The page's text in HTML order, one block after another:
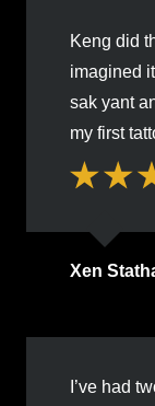
Keng did
imagined
sak yant
my first
Xen
I’ve had